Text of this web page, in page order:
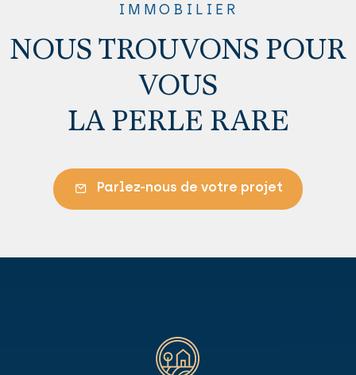
IMMOBILIER
NOUS TROUVONS POUR
VOUS
LA PERLE RARE
Parlez-nous de votre projet